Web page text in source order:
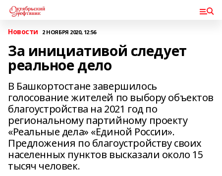
Новости 2 НОЯБРЯ 2020, 12:56
За инициативой следует
реальное дело
В Башкортостане завершилось
голосование жителей по выбору объектов
благоустройства на 2021 год по
региональному партийному проекту
«Реальные дела» «Единой России».
Предложения по благоустройству своих
населенных пунктов высказали около 15
тысяч человек.